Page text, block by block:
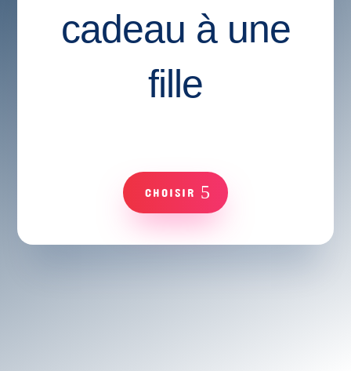
cadeau à une
fille
CHOISIR